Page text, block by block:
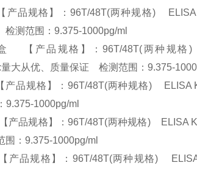
品规格】：96T/48T(两种规格) ELISA
测范围：9.375-1000pg/ml
【产品规格】：96T/48T(两种规格)
大从优、质量保证 检测范围：9.375-
规格】：96T/48T(两种规格) ELISA
9.375-1000pg/ml
品规格】：96T/48T(两种规格) ELISA
围：9.375-1000pg/ml
品规格】：96T/48T(两种规格) ELISA